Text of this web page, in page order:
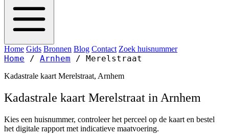
Home Gids Bronnen Blog Contact Zoek huisnummer
Home / Arnhem / Merelstraat
Kadastrale kaart Merelstraat, Arnhem
Kadastrale kaart Merelstraat in Arnhem
Kies een huisnummer, controleer het perceel op de kaart en bestel
het digitale rapport met indicatieve maatvoering.